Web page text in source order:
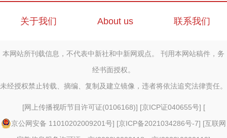
关于我们 About us 联系我们
本网站所刊载信息，不代表中新社和中新网观点。 刊用本网站稿件，务
经书面授权。
未经授权禁止转载、摘编、复制及建立镜像，违者将依法追究法律责任。
[网上传播视听节目许可证(0106168)] [京ICP证040655号] [
京公网安备 11010202009201号] [京ICP备2021034286号-7] [互联网